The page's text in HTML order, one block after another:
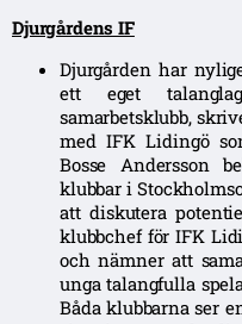
Djurgårdens IF
Djurgården har
ett eget
samarbetsklubb,
med IFK Lidingö
Bosse Andersson
klubbar i
att diskutera
klubbchef för IFK
och nämner att
unga talangfulla
Båda klubbarna ser